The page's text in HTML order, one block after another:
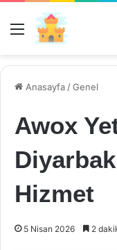
Menü
Anasayfa /Genel
Awox
Hizmet
5 Nisan 2026 2